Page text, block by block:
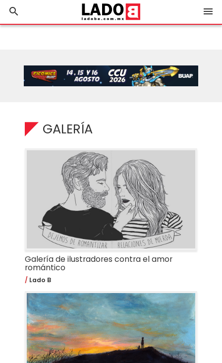
search menu
GALERÍA
Galería de ilustradores contra el amor
romántico
Lado B